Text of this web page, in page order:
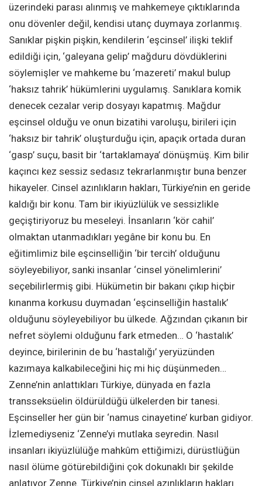
üzerindeki parası alınmış ve mahkemeye çıktıklarında
onu dövenler değil, kendisi utanç duymaya zorlanmış.
Sanıklar pişkin pişkin, kendilerin ‘eşcinsel’ ilişki teklif
edildiği için, ‘galeyana gelip’ mağduru dövdüklerini
söylemişler ve mahkeme bu ‘mazereti’ makul bulup
‘haksız tahrik’ hükümlerini uygulamış. Sanıklara komik
denecek cezalar verip dosyayı kapatmış. Mağdur
eşcinsel olduğu ve onun bizatihi varoluşu, birileri için
‘haksız bir tahrik’ oluşturduğu için, apaçık ortada duran
‘gasp’ suçu, basit bir ‘tartaklamaya’ dönüşmüş. Kim bilir
kaçıncı kez sessiz sedasız tekrarlanmıştır buna benzer
hikayeler. Cinsel azınlıkların hakları, Türkiye’nin en geride
kaldığı bir konu. Tam bir ikiyüzlülük ve sessizlikle
geçiştiriyoruz bu meseleyi. İnsanların ‘kör cahil’
olmaktan utanmadıkları yegâne bir konu bu. En
eğitimlimiz bile eşcinselliğin ‘bir tercih’ olduğunu
söyleyebiliyor, sanki insanlar ‘cinsel yönelimlerini’
seçebilirlermiş gibi. Hükümetin bir bakanı çıkıp hiçbir
kınanma korkusu duymadan ‘eşcinselliğin hastalık’
olduğunu söyleyebiliyor bu ülkede. Ağzından çıkanın bir
nefret söylemi olduğunu fark etmeden… O ‘hastalık’
deyince, birilerinin de bu ‘hastalığı’ yeryüzünden
kazımaya kalkabileceğini hiç mi hiç düşünmeden…
Zenne’nin anlattıkları Türkiye, dünyada en fazla
transseksüelin öldürüldüğü ülkelerden bir tanesi.
Eşcinseller her gün bir ‘namus cinayetine’ kurban gidiyor.
İzlemediyseniz ‘Zenne’yi mutlaka seyredin. Nasıl
insanları ikiyüzlülüğe mahkûm ettiğimizi, dürüstlüğün
nasıl ölüme götürebildiğini çok dokunaklı bir şekilde
anlatıyor Zenne. Türkiye’nin cinsel azınlıkların hakları